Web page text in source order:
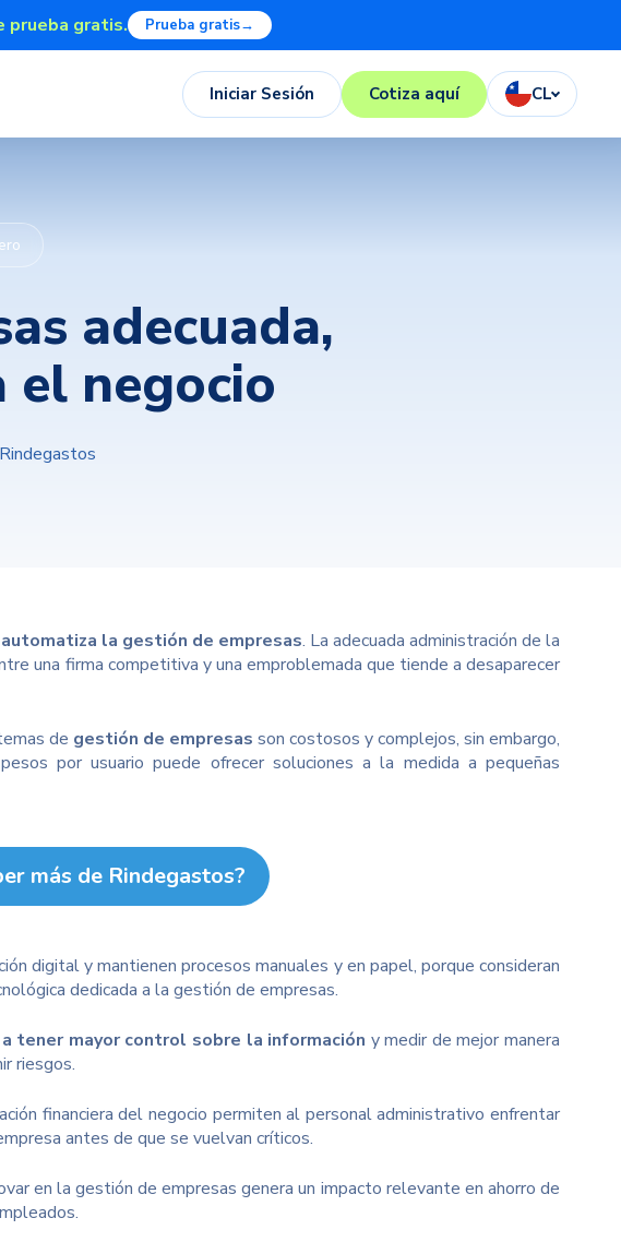
prueba gratis. Prueba gratis→
Iniciar Sesión Cotiza aquí CL
adecuada,
el negocio
Rindegastos
la gestión de empresas. La adecuada administración de la
una firma competitiva y una emproblemada que tiende a desaparecer
de gestión de empresas son costosos y complejos, sin embargo,
por usuario puede ofrecer soluciones a la medida a pequeñas
más de Rindegastos?
digital y mantienen procesos manuales y en papel, porque consideran
dedicada a la gestión de empresas.
tener mayor control sobre la información y medir de mejor manera
riesgos.
financiera del negocio permiten al personal administrativo enfrentar
antes de que se vuelvan críticos.
en la gestión de empresas genera un impacto relevante en ahorro de